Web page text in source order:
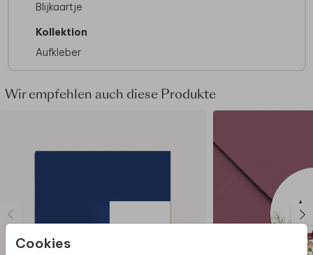
Cookies
Blijkaartje
Kollektion
Aufkleber
Wir empfehlen auch diese Produkte